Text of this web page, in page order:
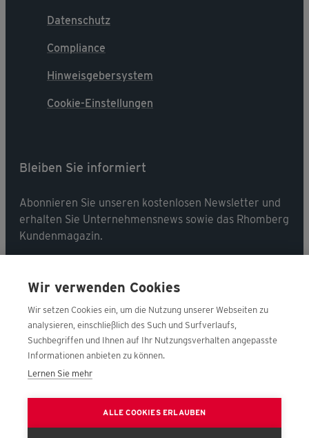
Datenschutz
Compliance
Hinweisgebersystem
Cookie-Einstellungen
Bleiben Sie informiert
Abonnieren Sie unseren kostenlosen Newsletter und
erhalten Sie Unternehmensnews sowie das Rhomberg
Kundenmagazin.
Jetzt abonnieren
Folgen Sie uns
Wir verwenden Cookies
Wir setzen Cookies ein, um die Nutzung unserer Webseiten zu
analysieren, einschließlich des Such und Surfverlaufs,
Suchbegriffen und Ihnen auf Ihr Nutzungsverhalten angepasste
Informationen anbieten zu können.
Lernen Sie mehr
ALLE COOKIES ERLAUBEN